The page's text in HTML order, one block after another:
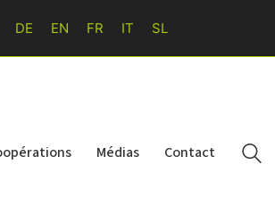
DE EN FR IT SL
Médias Contact